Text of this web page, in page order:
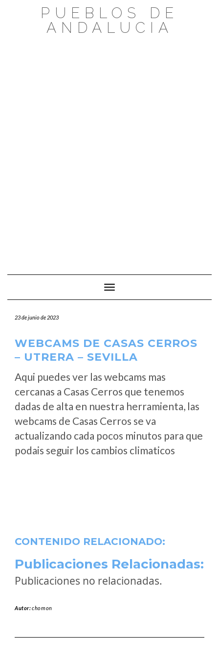
PUEBLOS DE
ANDALUCIA
Cambiar modo de navegación
23 de junio de 2023
WEBCAMS DE CASAS CERROS
– UTRERA – SEVILLA
Aqui puedes ver las webcams mas
cercanas a Casas Cerros que tenemos
dadas de alta en nuestra herramienta, las
webcams de Casas Cerros se va
actualizando cada pocos minutos para que
podais seguir los cambios climaticos
CONTENIDO RELACIONADO:
Publicaciones Relacionadas:
Publicaciones no relacionadas.
Autor:chomon